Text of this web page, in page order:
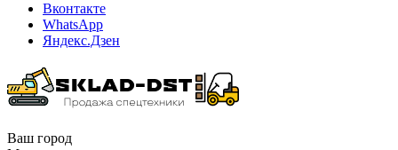
Вконтакте
WhatsApp
Яндекс.Дзен
Ваш город